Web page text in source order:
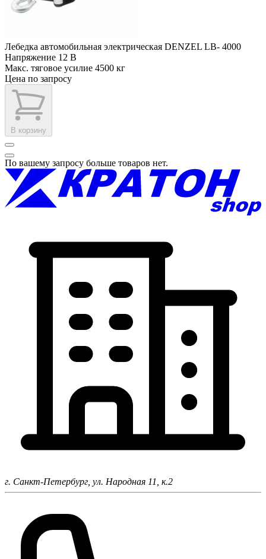
Лебедка автомобильная электрическая DENZEL LB- 4000
Напряжение 12 В
Макс. тяговое усилие 4500 кг
Цена по запросу
В корзину
По вашему запросу больше товаров нет.
г. Санкт-Петербург, ул. Народная 11, к.2